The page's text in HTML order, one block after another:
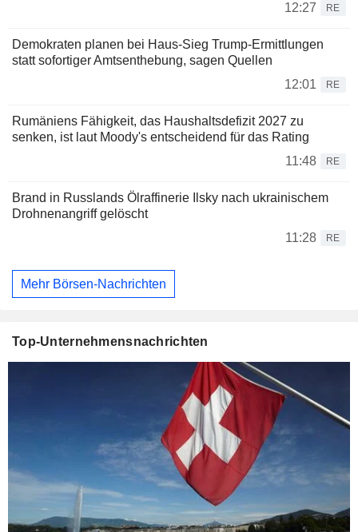
12:27
RE
Demokraten planen bei Haus-Sieg Trump-Ermittlungen
statt sofortiger Amtsenthebung, sagen Quellen
12:01
RE
Rumäniens Fähigkeit, das Haushaltsdefizit 2027 zu
senken, ist laut Moody's entscheidend für das Rating
11:48
RE
Brand in Russlands Ölraffinerie Ilsky nach ukrainischem
Drohnenangriff gelöscht
11:28
RE
Mehr Börsen-Nachrichten
Top-Unternehmensnachrichten